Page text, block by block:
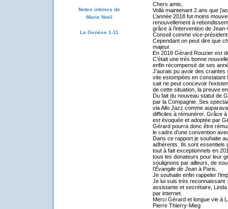
Notes intimes de
Marie Noël
La Genèse 1-11
Chers amis,
Voilà maintenant 2 ans que
L’année 2018 fut moins
renouvellement à
grâce à l’intervention de
Conseil comme vice-
Cependant on peut dire que
majeur.
En 2018 Gérard Rouzier est
C’était une très bonne
enfin récompensé de ses
J’aurais pu avoir des craintes
vite estompées en constatant
sait ne peut concevoir
de cette situation, la preuve
Du fait du nouveau statut de
par la Compagnie. Ses
via Allo Jazz comme
difficiles à rémunérer. Grâce à
est évoquée et adoptée par
Gérard pourra donc être
le cadre d’une convention
Dans ce rapport je souhaite
adhérents. Ils sont essentiels
tout à fait exceptionnels en
tous les donateurs pour leur
soulignons par ailleurs, de
l’Évangile de Jeanà Paris.
Je souhaite enfin rappeler
Je lui suis très reconnaissant
assistante et secrétaire,
par internet.
Merci Gérard et longue vie à
Pierre Thierry-Mieg